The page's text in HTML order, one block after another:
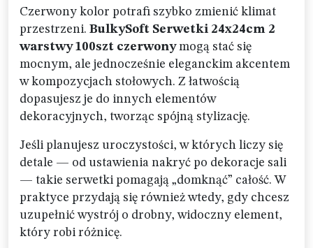
Czerwony kolor potrafi szybko zmienić klimat
przestrzeni. BulkySoft Serwetki 24x24cm 2
warstwy 100szt czerwonymogą stać się
mocnym, ale jednocześnie eleganckim akcentem
w kompozycjach stołowych. Z łatwością
dopasujesz je do innych elementów
dekoracyjnych, tworząc spójną stylizację.
Jeśli planujesz uroczystości, w których liczy się
detale — od ustawienia nakryć po dekoracje sali
— takie serwetki pomagają „domknąć” całość. W
praktyce przydają się również wtedy, gdy chcesz
uzupełnić wystrój o drobny, widoczny element,
który robi różnicę.